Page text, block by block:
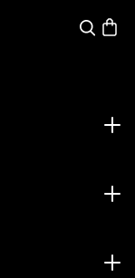
Wat zoek